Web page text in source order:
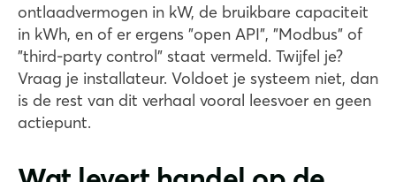
ontlaadvermogen in kW, de bruikbare capaciteit
in kWh, en of er ergens "open API", "Modbus" of
"third-party control" staat vermeld. Twijfel je?
Vraag je installateur. Voldoet je systeem niet, dan
is de rest van dit verhaal vooral leesvoer en geen
actiepunt.